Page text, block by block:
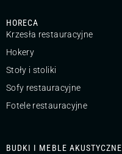
HORECA
Krzesła restauracyjne
Hokery
Stoły i stoliki
Sofy restauracyjne
Fotele restauracyjne
BUDKI I MEBLE AKUSTYCZNE